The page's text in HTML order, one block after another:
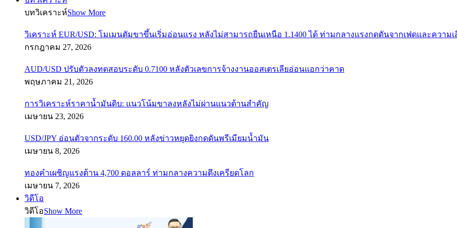
บทวิเคราะห์Show More
วิเคราะห์ EUR/USD: โมเมนตัมขาขึ้นเริ่มอ่อนแรง หลังไม่สามารถยืนเหนือ 1.1400 ได้ ท่ามกลางแรงกดดันจากเฟดและความ
กรกฎาคม 27, 2026
AUD/USD ปรับตัวลงทดสอบระดับ 0.7100 หลังตัวเลขการจ้างงานออสเตรเลียอ่อนแอกว่าคาด
พฤษภาคม 21, 2026
การวิเคราะห์ราคาน้ำมันดิบ: แนวโน้มขาลงหลังไม่ผ่านแนวต้านสำคัญ
เมษายน 23, 2026
USD/JPY อ่อนตัวจากระดับ 160.00 หลังข่าวหยุดยิงกดดันพรีเมียมน้ำมัน
เมษายน 8, 2026
ทองคำเผชิญแรงต้าน 4,700 ดอลลาร์ ท่ามกลางความตึงเครียดโลก
เมษายน 7, 2026
วิดีโอ
วิดีโอShow More